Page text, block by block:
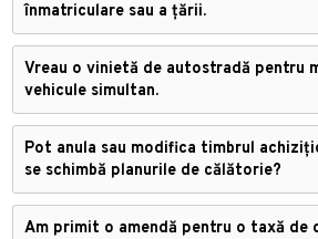
înmatriculare sau a țării.
Vreau o vinietă de autostradă pentru
vehicule simultan.
Pot anula sau modifica timbrul
se schimbă planurile de călătorie?
Am primit o amendă pentru o taxă de